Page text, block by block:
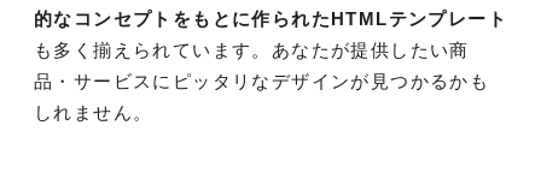
的なコンセプトをもとに作られたHTMLテンプレート
も多く揃えられています。あなたが提供したい商
品・サービスにピッタリなデザインが見つかるかも
しれません。